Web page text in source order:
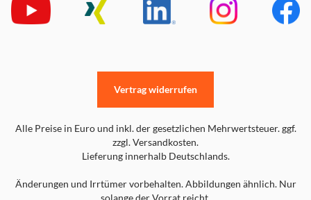
Alle Preise in Euro und inkl. der gesetzlichen Mehrwertsteuer. ggf.
zzgl. Versandkosten.
Lieferung innerhalb Deutschlands.
Änderungen und Irrtümer vorbehalten. Abbildungen ähnlich. Nur
solange der Vorrat reicht.
Vertrag widerrufen